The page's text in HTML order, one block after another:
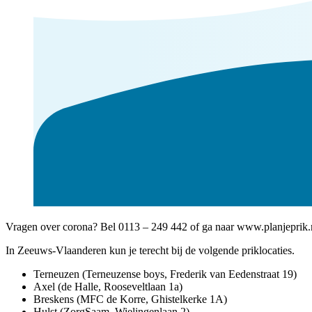
Vragen over corona? Bel 0113 – 249 442 of ga naar
In Zeeuws-Vlaanderen kun je terecht bij de volgende priklocaties.
Terneuzen (Terneuzense boys, Frederik van Eedenstraat 19)
Axel (de Halle, Rooseveltlaan 1a)
Breskens (MFC de Korre, Ghistelkerke 1A)